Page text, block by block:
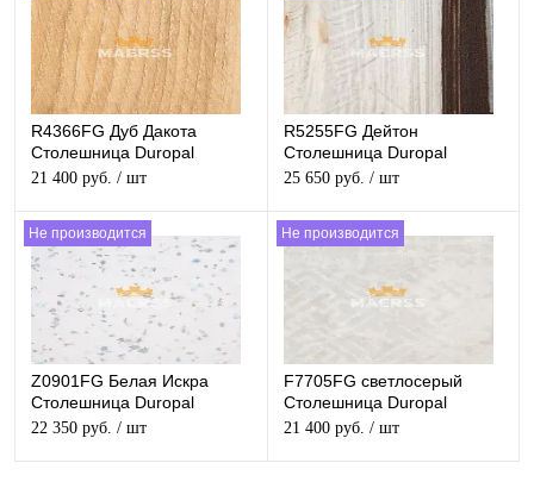
R4366FG Дуб Дакота
Столешница Duropal
матовая
21 400 руб. / шт
R5255FG Дейтон
Столешница Duropal
матовая
25 650 руб. / шт
Не производится
Z0901FG Белая Искра
Столешница Duropal
матовая
22 350 руб. / шт
Не производится
F7705FG светлосерый
Столешница Duropal
матовая
21 400 руб. / шт